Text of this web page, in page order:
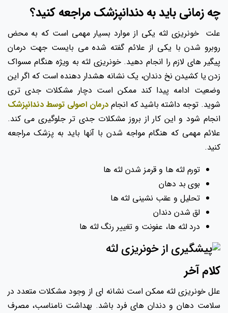
چه زمانی باید به دندانپزشک مراجعه کنید؟
علت خونریزی لثه یکی از موارد بسیار مهمی است که به محض
روبرو شدن با یکی از علائم گفته شده می بایست جهت درمان
پیگیر های لازم را انجام دهید. خونریزی لثه به ویژه هنگام مسواک
زدن یا کشیدن نخ دندان، یک نشانه هشدار دهنده است که اگر این
وضعیت ادامه پیدا کند ممکن است دچار مشکلات جدی تری
شوید. توجه داشته باشید که انجامدرمان اصولی توسط دندانپزشک
انجام شود و این کار از بروز مشکلات جدی تر جلوگیری می کند.
علائم مهمی که هنگام مواجه شدن با آنها باید به پزشک مراجعه
کنید.
تورم لثه ها و قرمز شدن لثه ها
بوی بد دهان
تحلیل و عقب نشینی لثه ها
لق شدن دندان
درد لثه ها، عفونت و تغییر رنگ لثه ها
کلام آخر
علل خونریزی لثه ممکن است نشانه ای از وجود مشکلات متعدد در
سلامت دهان و دندان های فرد باشد. بهداشت نامناسب، مصرف